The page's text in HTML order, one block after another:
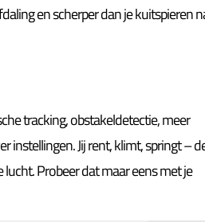
en scherper dan je kuitspieren
tracking, obstakeldetectie, meer
instellingen. Jij rent, klimt, springt –
Probeer dat maar eens met je